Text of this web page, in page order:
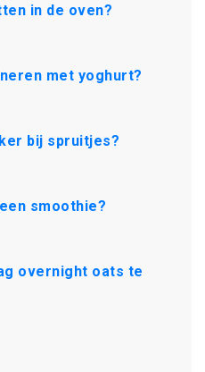
in de oven?
met yoghurt?
bij spruitjes?
smoothie?
overnight oats te